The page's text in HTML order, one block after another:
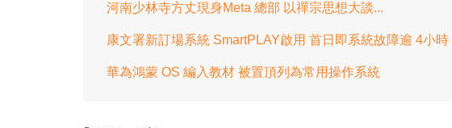
河南少林寺方丈現身Meta 總部 以禪宗思想大談...
康文署新訂場系統 SmartPLAY啟用 首日即系統故障逾 4小時
華為鴻蒙 OS 編入教材 被置頂列為常用操作系統